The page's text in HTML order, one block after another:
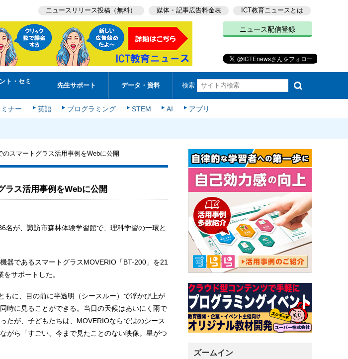
ニュースリリース投稿（無料） 媒体・記事広告料金表 ICT教育ニュースとは
ニュース配信登録
ト・セミ
先生サポート データ・資料 検索
ナー 英語 プログラミング STEM AI アプリ
スマートグラス活用事例をWebに公開
ラス活用事例をWebに公開
名が、諏訪市森林体験学習館で、理科学習の一環と
器であるスマートグラスMOVERIO「BT-200」を21
サポートした。
もに、目の前に半透明（シースルー）で浮かび上が
時に見ることができる。当日の天候はあいにく雨で
たが、子どもたちは、MOVERIOならではのシース
がら「すごい、今まで見たことのない映像。星がつ
ズームイン